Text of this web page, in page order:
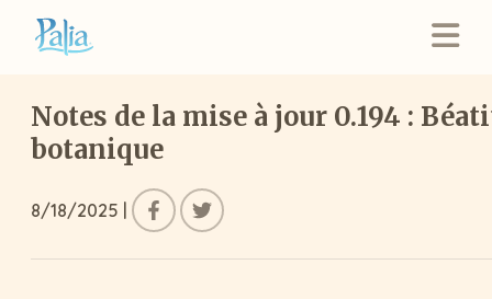
Notes de la mise à jour 0.194 :
botanique
8/18/2025 |